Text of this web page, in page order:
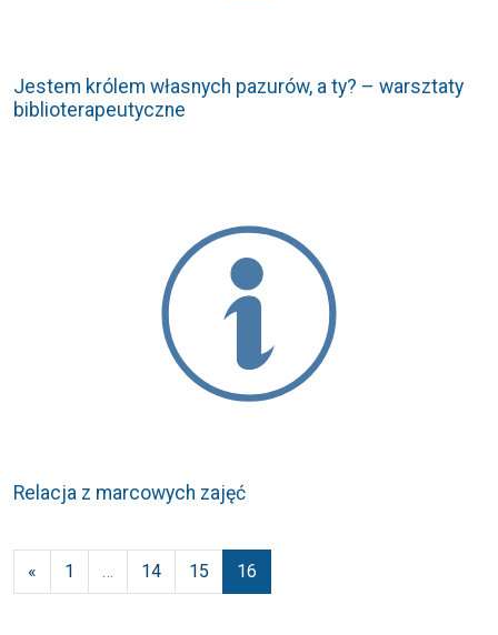
Jestem królem własnych pazurów, a ty? – warsztaty
biblioterapeutyczne
Relacja z marcowych zajęć
Nawigacja po wpisach
« 1 … 14 15 16